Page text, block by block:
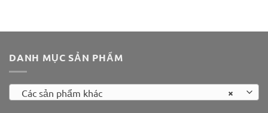
DANH MỤC SẢN PHẨM
×
Các sản phẩm khác